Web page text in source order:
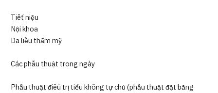
Tiết niệu
Nội khoa
Da liễu thẩm mỹ
Các phẫu thuật trong ngày
Phẫu thuật điều trị tiểu không tự chủ (phẫu thuật đặt băng